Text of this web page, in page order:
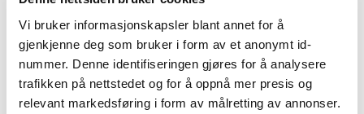
Vi bruker informasjonskapsler blant annet for å
gjenkjenne deg som bruker i form av et anonymt id-
nummer. Denne identifiseringen gjøres for å analysere
trafikken på nettstedet og for å oppnå mer presis og
relevant markedsføring i form av målretting av annonser.